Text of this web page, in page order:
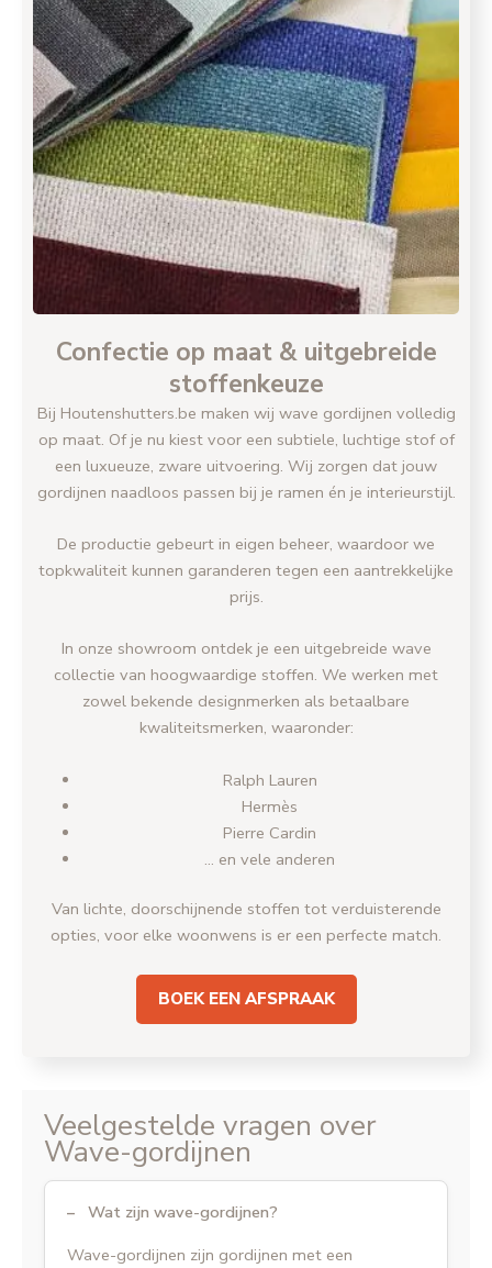
Confectie op maat & uitgebreide
stoffenkeuze
Bij Houtenshutters.be maken wij wave gordijnen volledig
op maat. Of je nu kiest voor een subtiele, luchtige stof of
een luxueuze, zware uitvoering. Wij zorgen dat jouw
gordijnen naadloos passen bij je ramen én je interieurstijl.
De productie gebeurt in eigen beheer, waardoor we
topkwaliteit kunnen garanderen tegen een aantrekkelijke
prijs.
In onze showroom ontdek je een uitgebreide wave
collectie van hoogwaardige stoffen. We werken met
zowel bekende designmerken als betaalbare
kwaliteitsmerken, waaronder:
Ralph Lauren
Hermès
Pierre Cardin
… en vele anderen
Van lichte, doorschijnende stoffen tot verduisterende
opties, voor elke woonwens is er een perfecte match.
BOEK EEN AFSPRAAK
Veelgestelde vragen over
Wave-gordijnen
Wat zijn wave-gordijnen?
Wave-gordijnen zijn gordijnen met een